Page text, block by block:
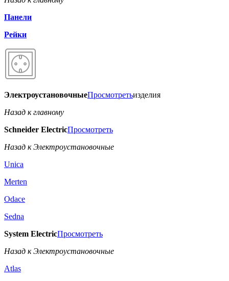
Панели
Рейки
ЭлектроустановочныеПросмотретьизделия
Назад к главному
Schneider ElectricПросмотреть
Назад к Электроустановочные
Unica
Merten
Odace
Sedna
System ElectricПросмотреть
Назад к Электроустановочные
Atlas